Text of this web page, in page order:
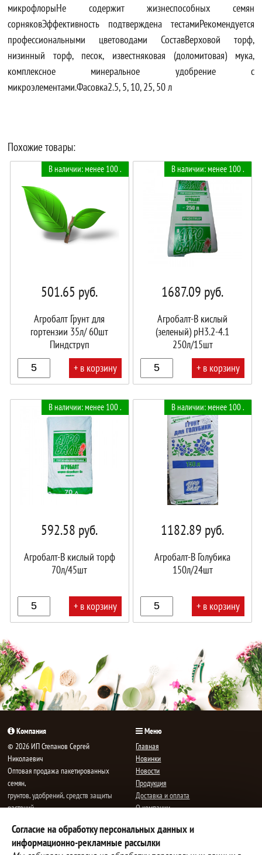
микрофлорыНе содержит жизнеспособных семян
сорняковЭффективность подтверждена тестамиРекомендуется
профессиональными цветоводами СоставВерховой торф,
низинный торф, песок, известняковая (доломитовая) мука,
комплексное минеральное удобрение с
микроэлементами.Фасовка2.5, 5, 10, 25, 50 л
Похожие товары:
В наличии: менее 100 .
501.65 руб.
Агробалт Грунт для
гортензии 35л/ 60шт
Пиндструп
+ в корзину
В наличии: менее 100 .
1687.09 руб.
Агробалт-B кислый
(зеленый) pH3.2-4.1
250л/15шт
+ в корзину
В наличии: менее 100 .
592.58 руб.
Агробалт-B кислый торф
70л/45шт
+ в корзину
корзине!
В наличии: менее 100 .
1182.89 руб.
Агробалт-В Голубика
150л/24шт
+ в корзину
Согласие на обработку персональных данных и
информационно-рекламные рассылки
Компания
© 2026 ИП Степанов Сергей
Николаевич
Oптовая продажа пакетированных
семян,
грунтов, удобрений, средств защиты
растений.
E-mail:mail@semenauspeha.ru
Телефон: +7 (8352) 28-80-34
Меню
Главная
Новинки
Новости
Продукция
Доставка и оплата
О компании
Контакты